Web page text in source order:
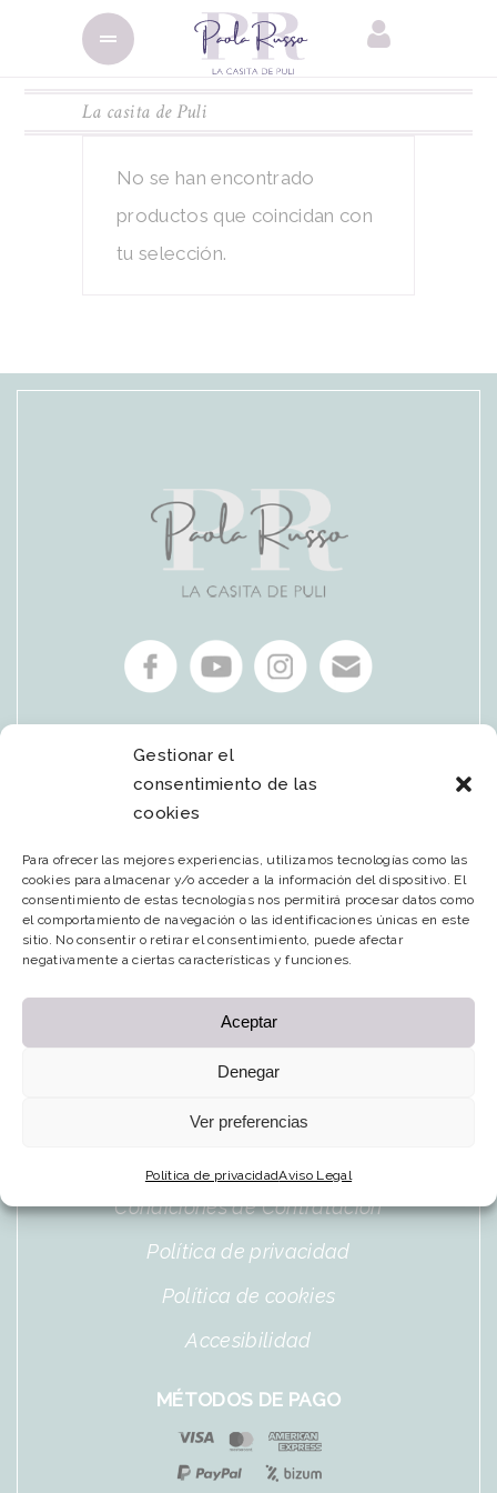
Gestionar el
consentimiento de las
cookies
Para ofrecer las mejores experiencias, utilizamos tecnologías como las
cookies para almacenar y/o acceder a la información del dispositivo. El
consentimiento de estas tecnologías nos permitirá procesar datos como
el comportamiento de navegación o las identificaciones únicas en este
sitio. No consentir o retirar el consentimiento, puede afectar
negativamente a ciertas características y funciones.
Aceptar
Denegar
Ver preferencias
Política de privacidadAviso Legal
La casita de Puli
No se han encontrado
productos que coincidan con
tu selección.
Español
CONTACTO
Avenida de la Sagra 40
45230, Numancia de la Sagra, (Toledo)
hola@lacasitadepuli.com
Contacta
Condiciones de Contratación
Política de privacidad
Política de cookies
Accesibilidad
MÉTODOS DE PAGO